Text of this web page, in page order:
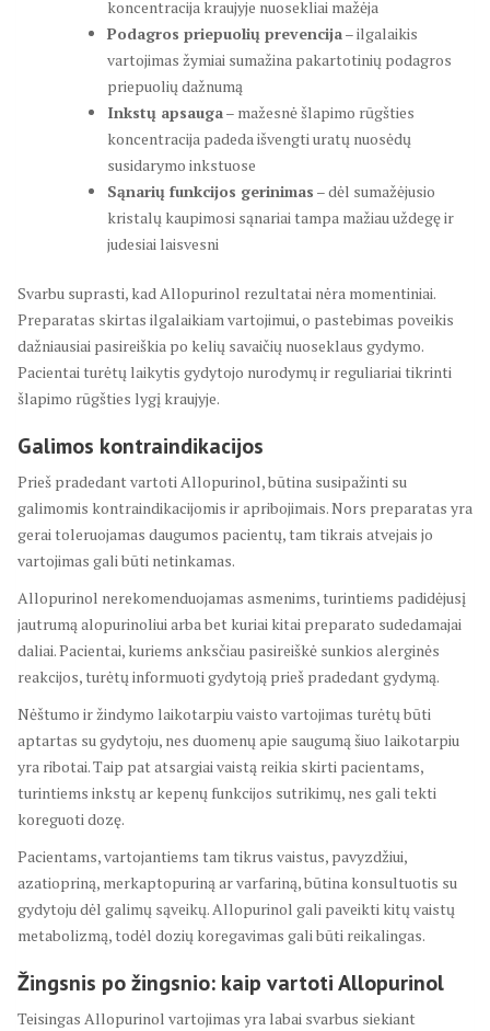
koncentracija kraujyje nuosekliai mažėja
Podagros priepuolių prevencija– ilgalaikis
vartojimas žymiai sumažina pakartotinių podagros
priepuolių dažnumą
Inkstų apsauga– mažesnė šlapimo rūgšties
koncentracija padeda išvengti uratų nuosėdų
susidarymo inkstuose
Sąnarių funkcijos gerinimas – dėl sumažėjusio
kristalų kaupimosi sąnariai tampa mažiau uždegę ir
judesiai laisvesni
Svarbu suprasti, kad Allopurinol rezultatai nėra momentiniai.
Preparatas skirtas ilgalaikiam vartojimui, o pastebimas poveikis
dažniausiai pasireiškia po kelių savaičių nuoseklaus gydymo.
Pacientai turėtų laikytis gydytojo nurodymų ir reguliariai tikrinti
šlapimo rūgšties lygį kraujyje.
Galimos kontraindikacijos
Prieš pradedant vartoti Allopurinol, būtina susipažinti su
galimomis kontraindikacijomis ir apribojimais. Nors preparatas yra
gerai toleruojamas daugumos pacientų, tam tikrais atvejais jo
vartojimas gali būti netinkamas.
Allopurinol nerekomenduojamas asmenims, turintiems padidėjusį
jautrumą alopurinoliui arba bet kuriai kitai preparato sudedamajai
daliai. Pacientai, kuriems anksčiau pasireiškė sunkios alerginės
reakcijos, turėtų informuoti gydytoją prieš pradedant gydymą.
Nėštumo ir žindymo laikotarpiu vaisto vartojimas turėtų būti
aptartas su gydytoju, nes duomenų apie saugumą šiuo laikotarpiu
yra ribotai. Taip pat atsargiai vaistą reikia skirti pacientams,
turintiems inkstų ar kepenų funkcijos sutrikimų, nes gali tekti
koreguoti dozę.
Pacientams, vartojantiems tam tikrus vaistus, pavyzdžiui,
azatiopriną, merkaptopuriną ar varfariną, būtina konsultuotis su
gydytoju dėl galimų sąveikų. Allopurinol gali paveikti kitų vaistų
metabolizmą, todėl dozių koregavimas gali būti reikalingas.
Žingsnis po žingsnio: kaip vartoti Allopurinol
Teisingas Allopurinol vartojimas yra labai svarbus siekiant